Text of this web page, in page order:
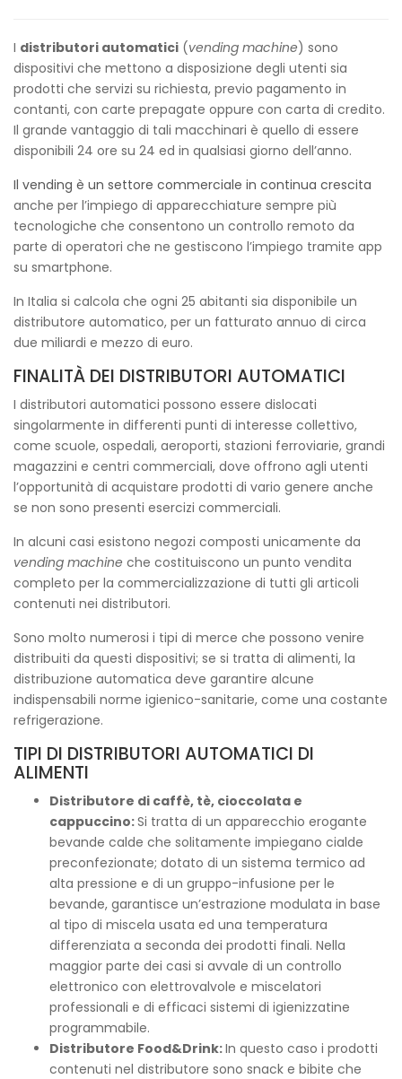
I distributori automatici (vending machine) sono
dispositivi che mettono a disposizione degli utenti sia
prodotti che servizi su richiesta, previo pagamento in
contanti, con carte prepagate oppure con carta di credito.
Il grande vantaggio di tali macchinari è quello di essere
disponibili 24 ore su 24 ed in qualsiasi giorno dell’anno.
Il vending è un settore commerciale in continua crescita
anche per l’impiego di apparecchiature sempre più
tecnologiche che consentono un controllo remoto da
parte di operatori che ne gestiscono l’impiego tramite app
su smartphone.
In Italia si calcola che ogni 25 abitanti sia disponibile un
distributore automatico, per un fatturato annuo di circa
due miliardi e mezzo di euro.
FINALITÀ DEI DISTRIBUTORI AUTOMATICI
I distributori automatici possono essere dislocati
singolarmente in differenti punti di interesse collettivo,
come scuole, ospedali, aeroporti, stazioni ferroviarie, grandi
magazzini e centri commerciali, dove offrono agli utenti
l’opportunità di acquistare prodotti di vario genere anche
se non sono presenti esercizi commerciali.
In alcuni casi esistono negozi composti unicamente da
vending machine che costituiscono un punto vendita
completo per la commercializzazione di tutti gli articoli
contenuti nei distributori.
Sono molto numerosi i tipi di merce che possono venire
distribuiti da questi dispositivi; se si tratta di alimenti, la
distribuzione automatica deve garantire alcune
indispensabili norme igienico-sanitarie, come una costante
refrigerazione.
TIPI DI DISTRIBUTORI AUTOMATICI DI
ALIMENTI
Distributore di caffè, tè, cioccolata e
cappuccino:Si tratta di un apparecchio erogante
bevande calde che solitamente impiegano cialde
preconfezionate; dotato di un sistema termico ad
alta pressione e di un gruppo-infusione per le
bevande, garantisce un’estrazione modulata in base
al tipo di miscela usata ed una temperatura
differenziata a seconda dei prodotti finali. Nella
maggior parte dei casi si avvale di un controllo
elettronico con elettrovalvole e miscelatori
professionali e di efficaci sistemi di igienizzatine
programmabile.
Distributore Food&Drink:In questo caso i prodotti
contenuti nel distributore sono snack e bibite che